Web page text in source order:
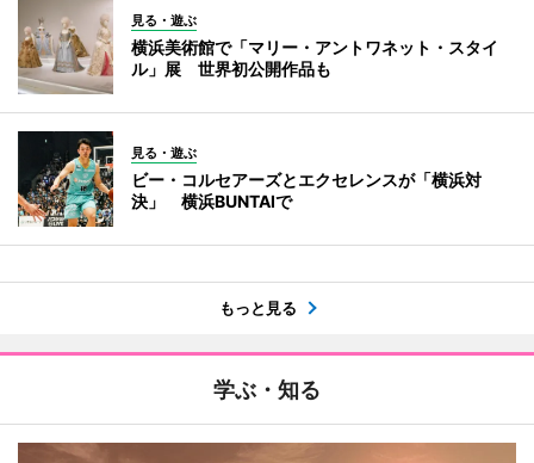
見る・遊ぶ
横浜美術館で「マリー・アントワネット・スタイ
ル」展 世界初公開作品も
見る・遊ぶ
ビー・コルセアーズとエクセレンスが「横浜対
決」 横浜BUNTAIで
もっと見る
学ぶ・知る